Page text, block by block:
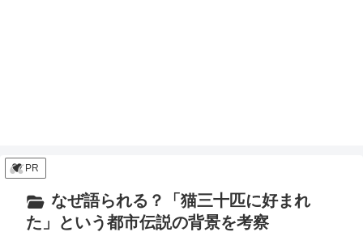
PR
なぜ語られる？「猫三十匹に好まれ
た」という都市伝説の背景を考察